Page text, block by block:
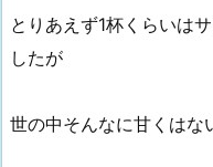
とりあえず1杯くらいは
したが
世の中そんなに甘くはな